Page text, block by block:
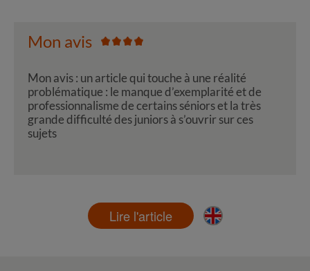
Mon avis
Mon avis : un article qui touche à une réalité
problématique : le manque d’exemplarité et de
professionnalisme de certains séniors et la très
grande difficulté des juniors à s’ouvrir sur ces
sujets
Lire l'article